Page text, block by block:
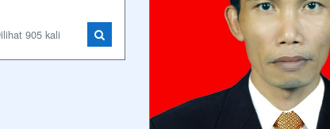
905 kali